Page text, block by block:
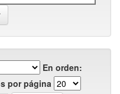
En orden:
por página